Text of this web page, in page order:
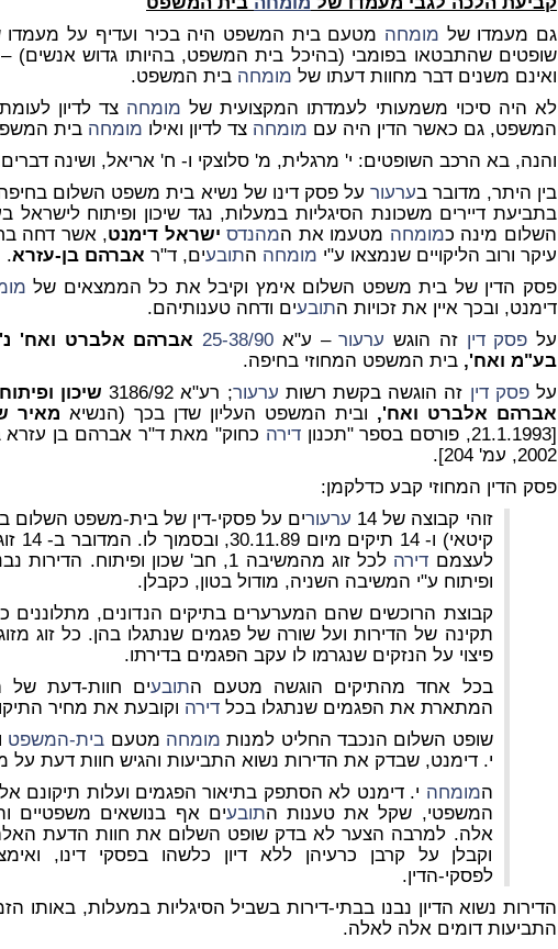
גם מעמדו של מומחה מטעם בית המשפט היה בכיר ועדיף על מעמדו
שופטים שהתבטאו בפומבי (בהיכל בית המשפט, בהיותו גדוש אנשים) –
ואינם משנים דבר מחוות דעתו של מומחה בית המשפט.
לא היה סיכוי משמעותי לעמדתו המקצועית של מומחה צד לדיון
המשפט, גם כאשר הדין היה עם מומחה צד לדיון ואילו מומחה בית
והנה, בא הרכב השופטים: י' מרגלית, מ' סלוצקי ו- ח' אריאל, ושינה
בין היתר, מדובר בערעור על פסק דינו של נשיא בית משפט השלום
בתביעת דיירים משכונת הסיגליות במעלות, נגד שיכון ופיתוח
השלום מינה כמומחה מטעמו את המהנדס ישראל דימנט, אשר דחה
עיקר ורוב הליקויים שנמצאו ע"י מומחה התובעים, ד"ר אברהם בן-עזרא.
פסק הדין של בית משפט השלום אימץ וקיבל את כל הממצאים של
דימנט, ובכך איין את זכויות התובעים ודחה טענותיהם.
על פסק דין זה הוגש ערעור– ע"א 25-38/90 אברהם אלברט ואח' נ'
בע"מ ואח', בית המשפט המחוזי בחיפה.
עלפסק דין זה הוגשה בקשת רשות ערעור; רע"א 3186/92
שיכון
אברהם אלברט ואח', ובית המשפט העליון שדן בכך (הנשיא מאיר
[21.1.1993, פורסם בספר "תכנון
דירה כחוק" מאת ד"ר אברהם בן עזרא
2002, עמ' 204].
פסק הדין המחוזי קבע כדלקמן:
זוהי קבוצה של 14
ערעורים על פסקי-דין של בית-משפט השלום
לעצמם דירה
לכל זוג מהמשיבה 1, חב' שכון ופיתוח.
ופיתוח ע"י המשיבה השניה, מודול בטון, כקבלן.
קבוצת הרוכשים שהם המערערים בתיקים הנדונים, מתלוננים
תקינה של הדירות ועל שורה של פגמים שנתגלו בהן. כל זוג
פיצוי על הנזקים שנגרמו לו עקב הפגמים בדירתו.
בכל אחד מהתיקים הוגשה מטעם התובעים חוות-דעת של
המתארת את הפגמים שנתגלו בכלדירה וקובעת את מחיר
שופט השלום הנכבד החליט למנות מומחה מטעם בית-המשפט
י. דימנט, שבדק את הדירות נשוא התביעות והגיש חוות דעת על
המומחה י. דימנט לא הסתפק בתיאור הפגמים ועלות תיקונם
המשפטי, שקל את טענות התובעים אף בנושאים משפטיים
אלה. למרבה הצער לא בדק שופט השלום את חוות הדעת האלה
וקבלן על קרבן כרעיהן ללא דיון כלשהו בפסקי דינו,
לפסקי-הדין.
הדירות נשוא הדיון נבנו בבתי-דירות בשביל הסיגליות במעלות, באותו
התביעות דומים אלה לאלה.